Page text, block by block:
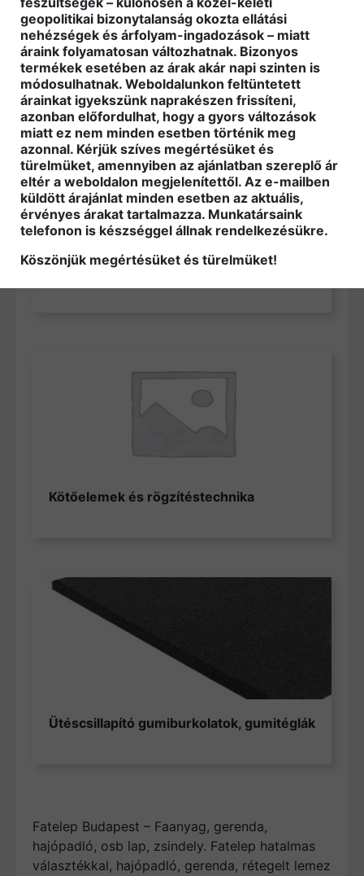
Remmers faápoló olajok
Milesi festék és felületkezelő anyagok
Kötőelemek és rögzítéstechnika
Ütéscsillapító gumiburkolatok, gumitéglák
Fatelep Budapest – Faanyag, gerenda,
hajópadló, osb lap, zsindely. Fatelep hatalmas
választékkal, hajópadló, gerenda, rétegelt lemez
geopolitikai bizonytalanság okozta ellátási
nehézségek és árfolyam-ingadozások – miatt
áraink folyamatosan változhatnak. Bizonyos
termékek esetében az árak akár napi szinten is
módosulhatnak. Weboldalunkon feltüntetett
árainkat igyekszünk naprakészen frissíteni,
azonban előfordulhat, hogy a gyors változások
miatt ez nem minden esetben történik meg
azonnal. Kérjük szíves megértésüket és
türelmüket, amennyiben az ajánlatban szereplő ár
eltér a weboldalon megjelenítettől. Az e-mailben
küldött árajánlat minden esetben az aktuális,
érvényes árakat tartalmazza. Munkatársaink
telefonon is készséggel állnak rendelkezésükre.
Köszönjük megértésüket és türelmüket!